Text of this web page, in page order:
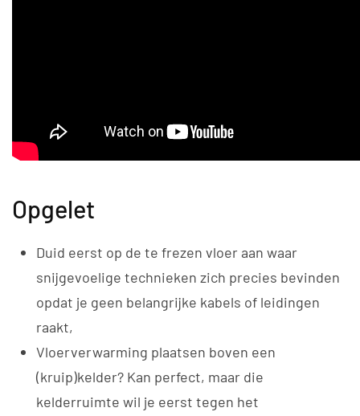
Opgelet
Duid eerst op de te frezen vloer aan waar
snijgevoelige technieken zich precies bevinden
opdat je geen belangrijke kabels of leidingen
raakt,
Vloerverwarming plaatsen boven een
(kruip)kelder? Kan perfect, maar die
kelderruimte wil je eerst tegen het